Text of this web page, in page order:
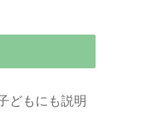
どもにも説明